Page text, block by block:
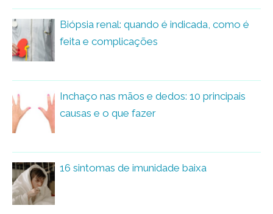
Biópsia renal: quando é indicada, como é
feita e complicações
Inchaço nas mãos e dedos: 10 principais
causas e o que fazer
16 sintomas de imunidade baixa